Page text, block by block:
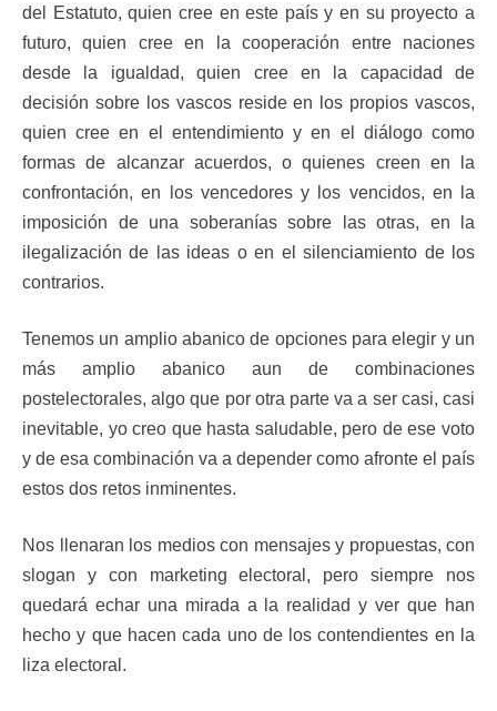
del Estatuto, quien cree en este país y en su proyecto a
futuro, quien cree en la cooperación entre naciones
desde la igualdad, quien cree en la capacidad de
decisión sobre los vascos reside en los propios vascos,
quien cree en el entendimiento y en el diálogo como
formas de alcanzar acuerdos, o quienes creen en la
confrontación, en los vencedores y los vencidos, en la
imposición de una soberanías sobre las otras, en la
ilegalización de las ideas o en el silenciamiento de los
contrarios.
Tenemos un amplio abanico de opciones para elegir y un
más amplio abanico aun de combinaciones
postelectorales, algo que por otra parte va a ser casi, casi
inevitable, yo creo que hasta saludable, pero de ese voto
y de esa combinación va a depender como afronte el país
estos dos retos inminentes.
Nos llenaran los medios con mensajes y propuestas, con
slogan y con marketing electoral, pero siempre nos
quedará echar una mirada a la realidad y ver que han
hecho y que hacen cada uno de los contendientes en la
liza electoral.